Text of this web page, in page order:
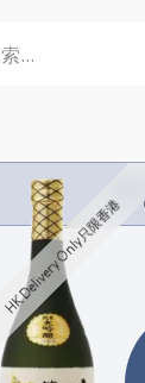
HK Delivery Only只限香港